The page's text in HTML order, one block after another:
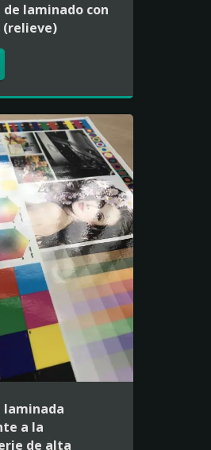
de laminado con
laminada
a la
de alta